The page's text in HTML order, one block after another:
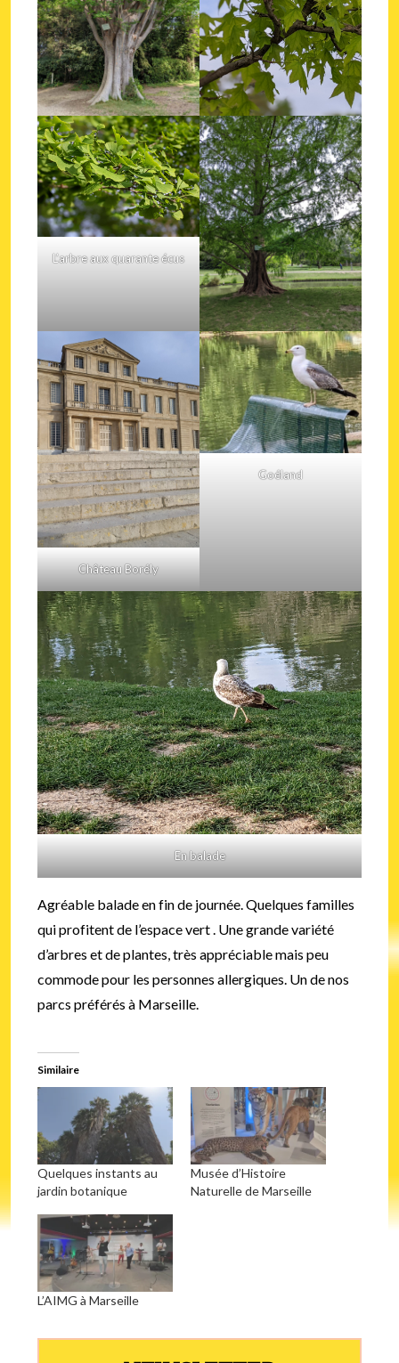
L’arbre aux quarante écus
Château Borély
Goéland
En balade
Agréable balade en fin de journée. Quelques familles
qui profitent de l’espace vert . Une grande variété
d’arbres et de plantes, très appréciable mais peu
commode pour les personnes allergiques. Un de nos
parcs préférés à Marseille.
Similaire
Quelques instants au
jardin botanique
Musée d’Histoire
Naturelle de Marseille
L’AIMG à Marseille